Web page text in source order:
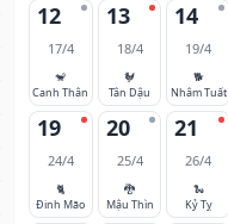
12
17/4
🐒
Canh Thân
13
18/4
🐓
Tân Dậu
14
19/4
🐕
Nhâm Tuất
19
24/4
🐈
Đinh Mão
20
25/4
🐉
Mậu Thìn
21
26/4
🐍
Kỷ Tỵ